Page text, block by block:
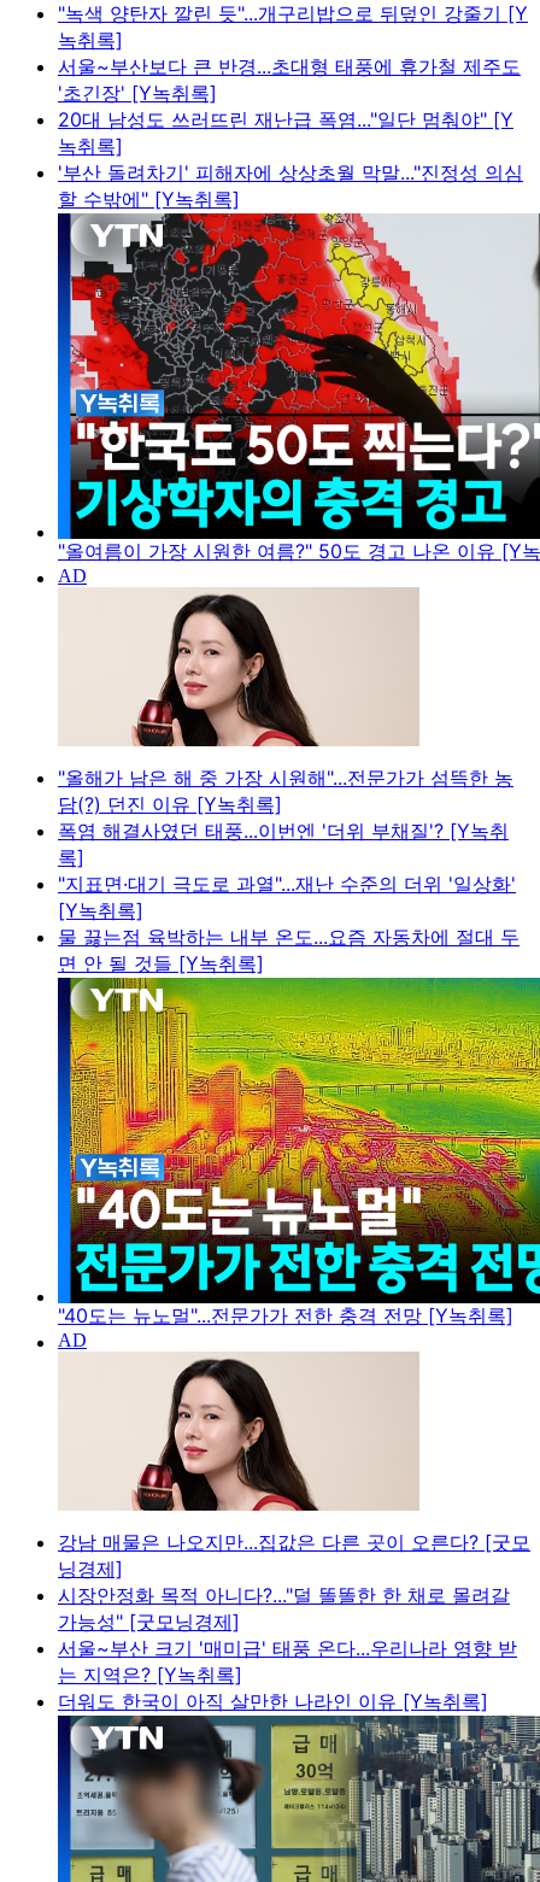
"녹색 양탄자 깔린 듯"...개구리밥으로 뒤덮인 강줄기 [Y
녹취록]
서울~부산보다 큰 반경...초대형 태풍에 휴가철 제주도
'초긴장' [Y녹취록]
20대 남성도 쓰러뜨린 재난급 폭염..."일단 멈춰야" [Y
녹취록]
'부산 돌려차기' 피해자에 상상초월 막말..."진정성 의심
할 수밖에" [Y녹취록]
"올여름이 가장 시원한 여름?" 50도 경고 나온 이유 [Y
"올해가 남은 해 중 가장 시원해"...전문가가 섬뜩한 농
담(?) 던진 이유 [Y녹취록]
폭염 해결사였던 태풍...이번엔 '더위 부채질'? [Y녹취
록]
"지표면·대기 극도로 과열"...재난 수준의 더위 '일상화'
[Y녹취록]
물 끓는점 육박하는 내부 온도...요즘 자동차에 절대 두
면 안 될 것들 [Y녹취록]
"40도는 뉴노멀"...전문가가 전한 충격 전망 [Y녹취록]
강남 매물은 나오지만...집값은 다른 곳이 오른다? [굿모
닝경제]
시장안정화 목적 아니다?..."덜 똘똘한 한 채로 몰려갈
가능성" [굿모닝경제]
서울~부산 크기 '매미급' 태풍 온다...우리나라 영향 받
는 지역은? [Y녹취록]
더워도 한국이 아직 살만한 나라인 이유 [Y녹취록]